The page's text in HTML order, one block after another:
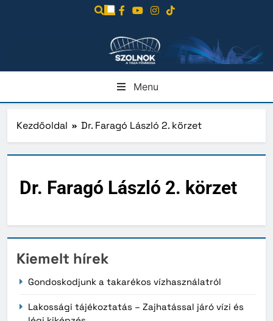
Menu
Kezdőoldal Dr. Faragó László 2. körzet
Dr. Faragó László 2. körzet
Kiemelt hírek
Gondoskodjunk a takarékos vízhasználatról
Lakossági tájékoztatás – Zajhatással járó vízi és